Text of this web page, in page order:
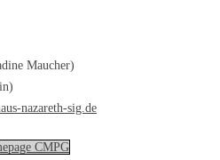
Maucher)
nazareth-sig.de
CMPG